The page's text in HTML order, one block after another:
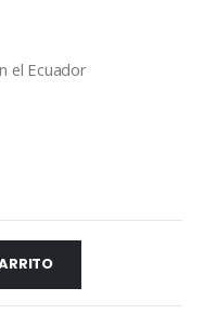
el Ecuador